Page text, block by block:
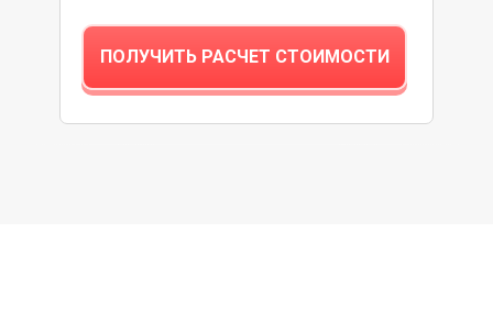
ПОЛУЧИТЬ РАСЧЕТ СТОИМОСТИ